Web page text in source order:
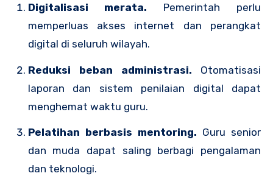
Digitalisasi merata. Pemerintah perlu
memperluas akses internet dan perangkat
digital di seluruh wilayah.
Reduksi beban administrasi. Otomatisasi
laporan dan sistem penilaian digital dapat
menghemat waktu guru.
Pelatihan berbasis mentoring. Guru senior
dan muda dapat saling berbagi pengalaman
dan teknologi.